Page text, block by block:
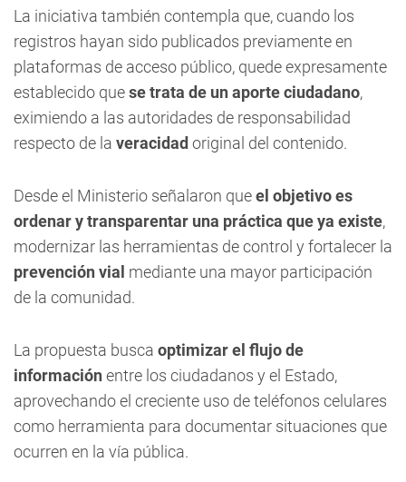
La iniciativa también contempla que, cuando los
registros hayan sido publicados previamente en
plataformas de acceso público, quede expresamente
establecido quese trata de un aporte ciudadano,
eximiendo a las autoridades de responsabilidad
respecto de la veracidad original del contenido.
Desde el Ministerio señalaron queel objetivo es
ordenar y transparentar una práctica que ya existe,
modernizar las herramientas de control y fortalecer la
prevención vial mediante una mayor participación
de la comunidad.
La propuesta busca optimizar el flujo de
información entre los ciudadanos y el Estado,
aprovechando el creciente uso de teléfonos celulares
como herramienta para documentar situaciones que
ocurren en la vía pública.